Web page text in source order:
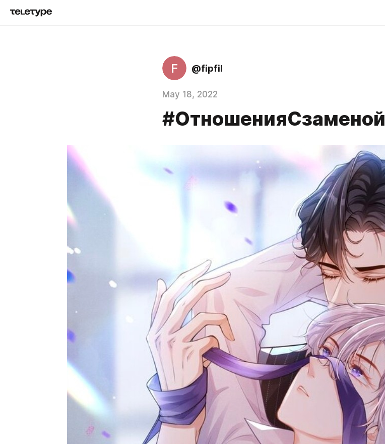
F @fipfil
May 18, 2022
#ОтношенияСзаменой